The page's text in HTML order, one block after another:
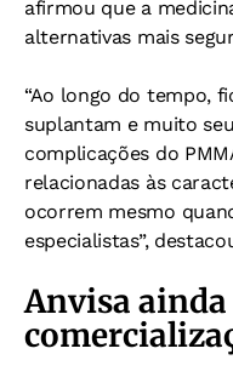
afirmou que a
alternativas mais
“Ao longo do tempo,
suplantam e muito
complicações do
relacionadas às
ocorrem mesmo
especialistas”,
Anvisa